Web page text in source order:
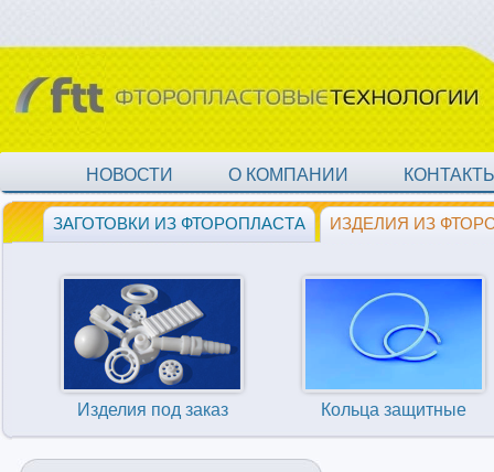
НОВОСТИ О КОМПАНИИ
ЗАГОТОВКИ ИЗ ФТОРОПЛАСТА ИЗДЕЛИЯ ИЗ
Изделия под заказ Кольца защитные